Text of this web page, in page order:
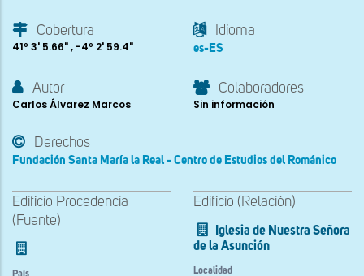
Cobertura
41º 3' 5.66" , -4º 2' 59.4"
Idioma
es-ES
Autor
Carlos Álvarez Marcos
Colaboradores
Sin información
Derechos
Fundación Santa María la Real - Centro de Estudios del Románico
Edificio Procedencia
(Fuente)
Edificio (Relación)
Iglesia de Nuestra Señora
de la Asunción
Localidad